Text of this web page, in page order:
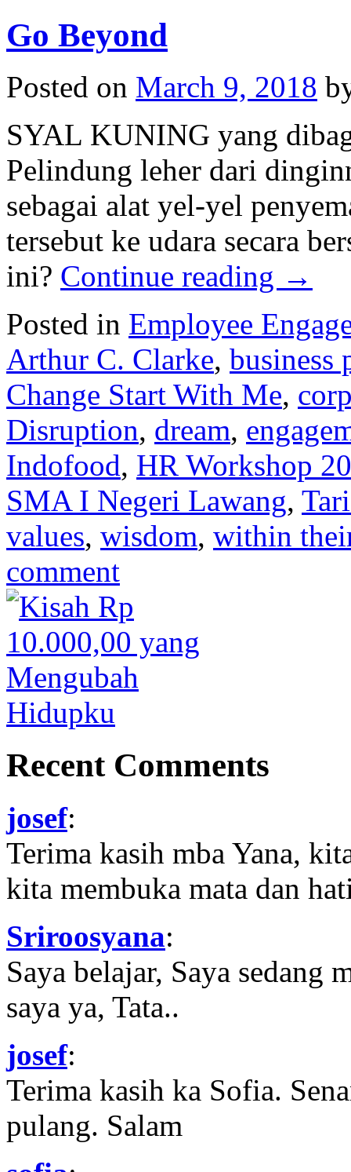
Go Beyond
Posted on March 9, 2018
SYAL KUNING yang
Pelindung leher dari
sebagai alat yel-yel
tersebut ke udara secara
ini? Continue reading →
Posted in Employee
Arthur C. Clarke, business
Change Start With Me,
Disruption, dream,
Indofood, HR Workshop
SMA I Negeri Lawang,
values, wisdom, within
comment
Recent Comments
josef:
Terima kasih mba Yana,
kita membuka mata dan
Sriroosyana:
Saya belajar, Saya sedang
saya ya, Tata..
josef:
Terima kasih ka Sofia.
pulang. Salam